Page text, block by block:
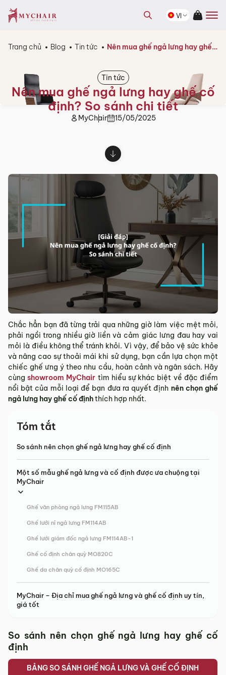
phẩm
Tìm
kiếmVI
Trang chủ Blog Tin tức Nên mua ghế ngả lưng hay ghế cố định? So sánh chi tiết
Tin tức
Nên mua ghế ngả lưng hay ghế cố
định? So sánh chi tiết
MyChair 15/05/2025
Chắc hẳn bạn đã từng trải qua những giờ làm việc mệt mỏi,
phải ngồi trong nhiều giờ liền và cảm giác lưng đau hay vai
mỏi là điều không thể tránh khỏi. Vì vậy, để bảo vệ sức khỏe
và nâng cao sự thoải mái khi sử dụng, bạn cần lựa chọn một
chiếc ghế ưng ý theo nhu cầu, hoàn cảnh và ngân sách. Hãy
cùngshowroom MyChair tìm hiểu sự khác biệt về đặc điểm
nổi bật của mỗi loại để bạn đưa ra quyết định nên chọn ghế
ngả lưng hay ghế cố địnhthích hợp nhất.
Tóm tắt
So sánh nên chọn ghế ngả lưng hay ghế cố định
Một số mẫu ghế ngả lưng và cố định được ưa chuộng tại
MyChair
Ghế văn phòng ngả lưng FM115AB
Ghế lưới nỉ ngả lưng FM114AB
Ghế lưới giám đốc ngả lưng FM114AB-1
Ghế cố định chân quỳ MO820C
Ghế da chân quỳ cố định MO165C
MyChair – Địa chỉ mua ghế ngả lưng và ghế cố định uy tín,
giá tốt
So sánh nên chọn ghế ngả lưng hay ghế cố
định
BẢNG SO SÁNH GHẾ NGẢ LƯNG VÀ GHẾ CỐ ĐỊNH